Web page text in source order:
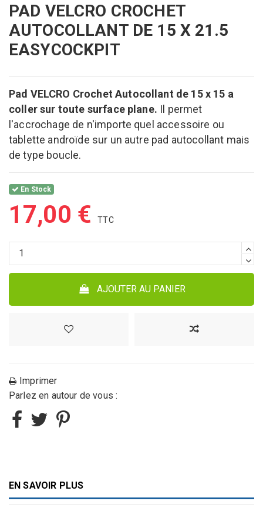
PAD VELCRO CROCHET
AUTOCOLLANT DE 15 X 21.5
EASYCOCKPIT
Pad VELCRO Crochet Autocollant de 15 x 15 a
coller sur toute surface plane. Il permet
l'accrochage de n'importe quel accessoire ou
tablette androïde sur un autre pad autocollant mais
de type boucle.
En Stock
17,00 €
AJOUTER AU PANIER
Imprimer
Parlez en autour de vous :
EN SAVOIR PLUS